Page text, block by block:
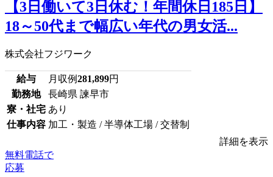
【3日働いて3日休む！年間休日185日】
18～50代まで幅広い年代の男女活...
株式会社フジワーク
給与 月収例281,899円
勤務地
長崎県 諫早市
寮・社宅 あり
仕事内容 加工・製造 / 半導体工場 / 交替制
詳細を表示
無料電話で
応募